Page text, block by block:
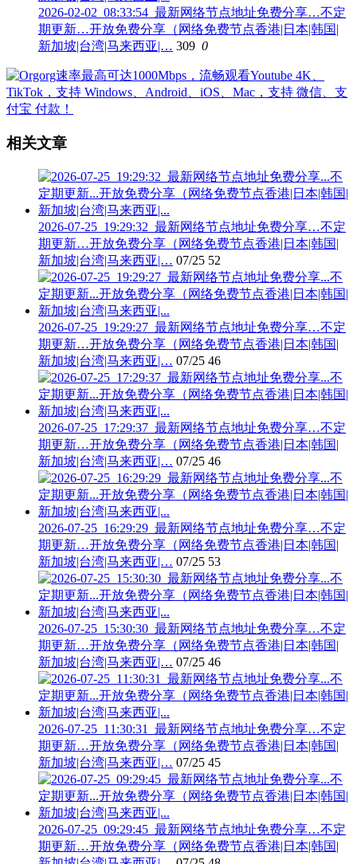
2026-02-02_08:33:54_最新网络节点地址免费分享…不定
期更新…开放免费分享（网络免费节点香港|日本|韩国|
新加坡|台湾|马来西亚|… 309 0
相关文章
2026-07-25_19:29:32_最新网络节点地址免费分享…不定
期更新…开放免费分享（网络免费节点香港|日本|韩国|
新加坡|台湾|马来西亚|… 07/25 52
2026-07-25_19:29:27_最新网络节点地址免费分享…不定
期更新…开放免费分享（网络免费节点香港|日本|韩国|
新加坡|台湾|马来西亚|… 07/25 46
2026-07-25_17:29:37_最新网络节点地址免费分享…不定
期更新…开放免费分享（网络免费节点香港|日本|韩国|
新加坡|台湾|马来西亚|… 07/25 46
2026-07-25_16:29:29_最新网络节点地址免费分享…不定
期更新…开放免费分享（网络免费节点香港|日本|韩国|
新加坡|台湾|马来西亚|… 07/25 53
2026-07-25_15:30:30_最新网络节点地址免费分享…不定
期更新…开放免费分享（网络免费节点香港|日本|韩国|
新加坡|台湾|马来西亚|… 07/25 46
2026-07-25_11:30:31_最新网络节点地址免费分享…不定
期更新…开放免费分享（网络免费节点香港|日本|韩国|
新加坡|台湾|马来西亚|… 07/25 45
2026-07-25_09:29:45_最新网络节点地址免费分享…不定
期更新…开放免费分享（网络免费节点香港|日本|韩国|